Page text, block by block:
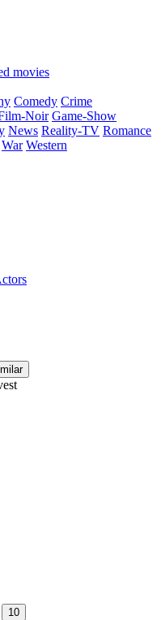
movies
Comedy Crime
Noir Game-Show
News Reality-TV Romance
War Western
10